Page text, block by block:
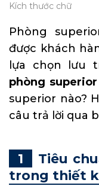
Kích thước chữ
Phòng
được khách
lựa chọn lưu
phòng
superior nào?
câu trả lời qua
Tiêu
trong thiết